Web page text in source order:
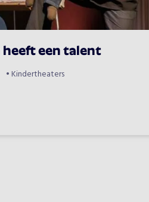
heeft een talent
• Kindertheaters